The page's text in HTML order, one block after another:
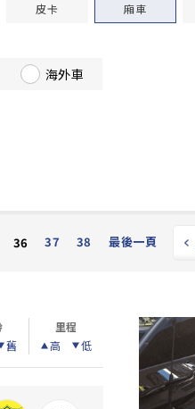
皮卡 廂車
海外車
36 37 38 最後一頁
舊
里程
高
低